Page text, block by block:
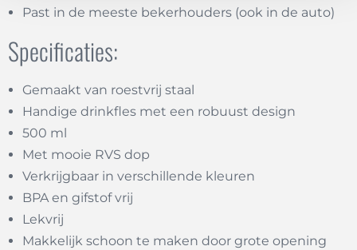
Past in de meeste bekerhouders (ook in de auto)
Specificaties:
Gemaakt van roestvrij staal
Handige drinkfles met een robuust design
500 ml
Met mooie RVS dop
Verkrijgbaar in verschillende kleuren
BPA en gifstof vrij
Lekvrij
Makkelijk schoon te maken door grote opening